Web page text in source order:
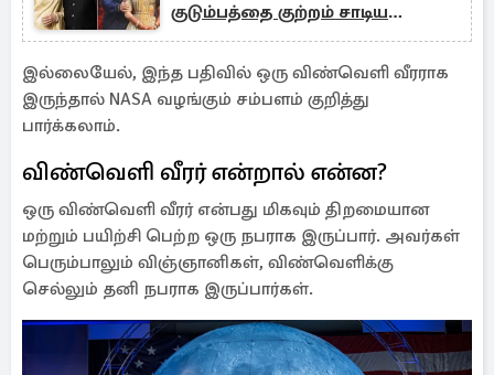
குடும்பத்தை குற்றம் சாடிய
இத்தாலி மக்கள்
இல்லையேல், இந்த பதிவில் ஒரு விண்வெளி வீரராக
இருந்தால் NASA வழங்கும் சம்பளம் குறித்து
பார்க்கலாம்.
விண்வெளி வீரர் என்றால் என்ன?
ஒரு விண்வெளி வீரர் என்பது மிகவும் திறமையான
மற்றும் பயிற்சி பெற்ற ஒரு நபராக இருப்பார். அவர்கள்
பெரும்பாலும் விஞ்ஞானிகள், விண்வெளிக்கு
செல்லும் தனி நபராக இருப்பார்கள்.